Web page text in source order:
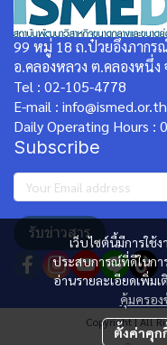
เว็บไซต์นี้มีการใช้
ประสบการณ์ที่ดีในกา
อ่านรายละเอียดเพิ่มเ
คุ้มครอง
ตั้งค่าคุก
99 หมู่ 18 ถ.ป๋วยอึ๊งภากร
อ.คลองหลวง ต.คลองหนึ่
Tel : 02-105-4778
E-mail : info@ismed.or.th
Daily Operating Hours :
Subscribe
รับข่าวสาร
Copyright | All